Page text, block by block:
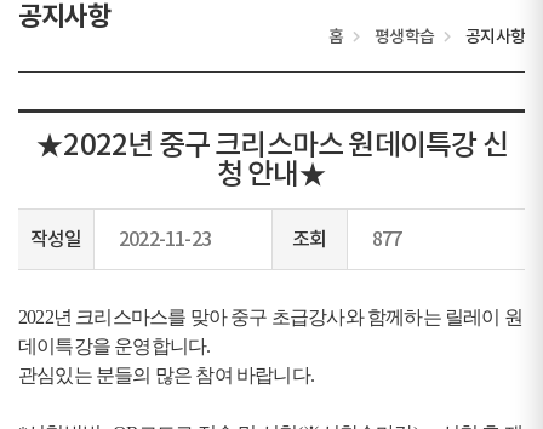
공지사항
홈 평생학습 공지사항
★2022년 중구 크리스마스 원데이특강 신
청 안내★
작성일 2022-11-23 조회 877
2022년 크리스마스를 맞아 중구 초급강사와 함께하는 릴레이 원
데이특강을 운영합니다.
관심있는 분들의 많은 참여 바랍니다.